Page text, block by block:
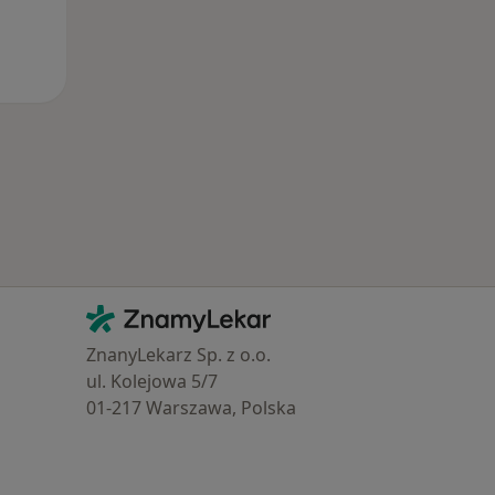
Kontakt
ZnamyLekar - Hlavní stránka
ZnanyLekarz Sp. z o.o.
ul. Kolejowa 5/7
01-217 Warszawa, Polska